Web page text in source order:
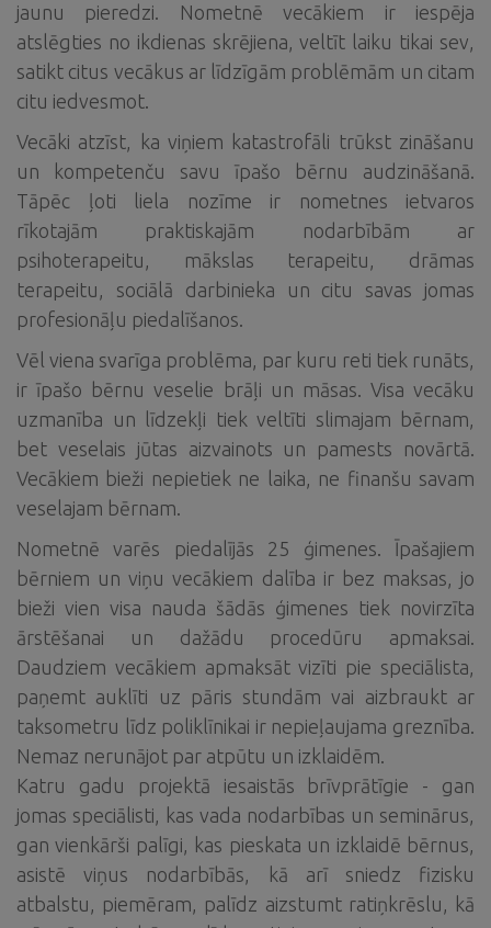
jaunu pieredzi. Nometnē vecākiem ir iespēja
atslēgties no ikdienas skrējiena, veltīt laiku tikai sev,
satikt citus vecākus ar līdzīgām problēmām un citam
citu iedvesmot.
Vecāki atzīst, ka viņiem katastrofāli trūkst zināšanu
un kompetenču savu īpašo bērnu audzināšanā.
Tāpēc ļoti liela nozīme ir nometnes ietvaros
rīkotajām praktiskajām nodarbībām ar
psihoterapeitu, mākslas terapeitu, drāmas
terapeitu, sociālā darbinieka un citu savas jomas
profesionāļu piedalīšanos.
Vēl viena svarīga problēma, par kuru reti tiek runāts,
ir īpašo bērnu veselie brāļi un māsas. Visa vecāku
uzmanība un līdzekļi tiek veltīti slimajam bērnam,
bet veselais jūtas aizvainots un pamests novārtā.
Vecākiem bieži nepietiek ne laika, ne finanšu savam
veselajam bērnam.
Nometnē varēs piedalījās 25 ģimenes. Īpašajiem
bērniem un viņu vecākiem dalība ir bez maksas, jo
bieži vien visa nauda šādās ģimenes tiek novirzīta
ārstēšanai un dažādu procedūru apmaksai.
Daudziem vecākiem apmaksāt vizīti pie speciālista,
paņemt auklīti uz pāris stundām vai aizbraukt ar
taksometru līdz poliklīnikai ir nepieļaujama greznība.
Nemaz nerunājot par atpūtu un izklaidēm.
Katru gadu projektā iesaistās brīvprātīgie - gan
jomas speciālisti, kas vada nodarbības un seminārus,
gan vienkārši palīgi, kas pieskata un izklaidē bērnus,
asistē viņus nodarbībās, kā arī sniedz fizisku
atbalstu, piemēram, palīdz aizstumt ratiņkrēslu, kā